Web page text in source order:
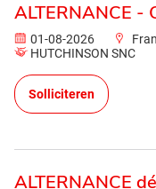
ALTERNANCE -
01-08-2026
HUTCHINSON SNC
Solliciteren
ALTERNANCE